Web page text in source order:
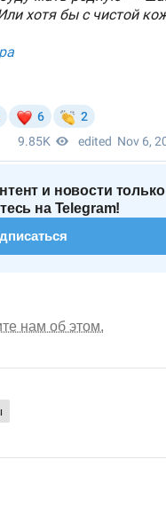
и новости только
на Telegram!
нам об этом.